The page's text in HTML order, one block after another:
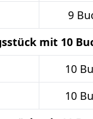
9
mit 10
10
10